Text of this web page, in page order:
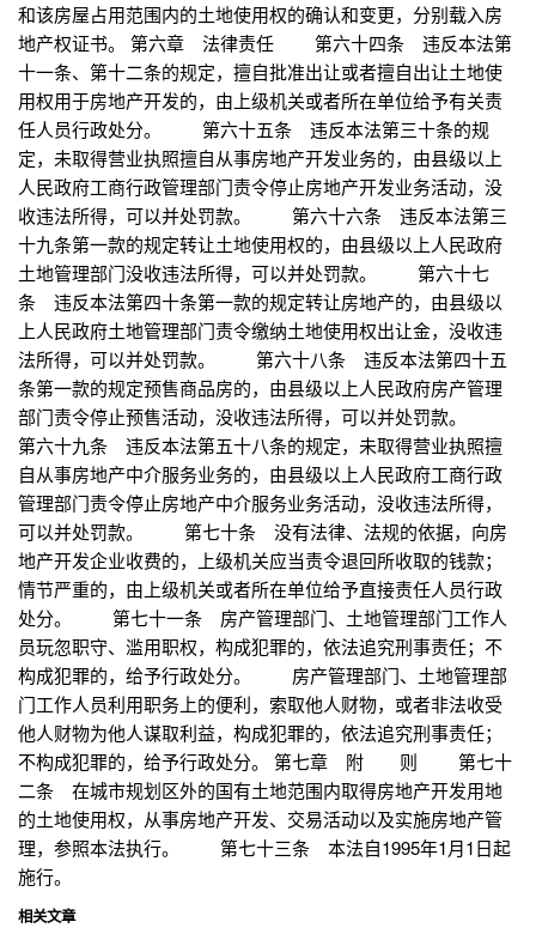
和该房屋占用范围内的土地使用权的确认和变更，分别载入房
地产权证书。 第六章 法律责任 第六十四条 违反本法第
十一条、第十二条的规定，擅自批准出让或者擅自出让土地使
用权用于房地产开发的，由上级机关或者所在单位给予有关责
任人员行政处分。 第六十五条 违反本法第三十条的规
定，未取得营业执照擅自从事房地产开发业务的，由县级以上
人民政府工商行政管理部门责令停止房地产开发业务活动，没
收违法所得，可以并处罚款。 第六十六条 违反本法第三
十九条第一款的规定转让土地使用权的，由县级以上人民政府
土地管理部门没收违法所得，可以并处罚款。 第六十七
条 违反本法第四十条第一款的规定转让房地产的，由县级以
上人民政府土地管理部门责令缴纳土地使用权出让金，没收违
法所得，可以并处罚款。 第六十八条 违反本法第四十五
条第一款的规定预售商品房的，由县级以上人民政府房产管理
部门责令停止预售活动，没收违法所得，可以并处罚款。
第六十九条 违反本法第五十八条的规定，未取得营业执照擅
自从事房地产中介服务业务的，由县级以上人民政府工商行政
管理部门责令停止房地产中介服务业务活动，没收违法所得，
可以并处罚款。 第七十条 没有法律、法规的依据，向房
地产开发企业收费的，上级机关应当责令退回所收取的钱款；
情节严重的，由上级机关或者所在单位给予直接责任人员行政
处分。 第七十一条 房产管理部门、土地管理部门工作人
员玩忽职守、滥用职权，构成犯罪的，依法追究刑事责任；不
构成犯罪的，给予行政处分。 房产管理部门、土地管理部
门工作人员利用职务上的便利，索取他人财物，或者非法收受
他人财物为他人谋取利益，构成犯罪的，依法追究刑事责任；
不构成犯罪的，给予行政处分。 第七章 附 则 第七十
二条 在城市规划区外的国有土地范围内取得房地产开发用地
的土地使用权，从事房地产开发、交易活动以及实施房地产管
理，参照本法执行。 第七十三条 本法自1995年1月1日起
施行。
相关文章